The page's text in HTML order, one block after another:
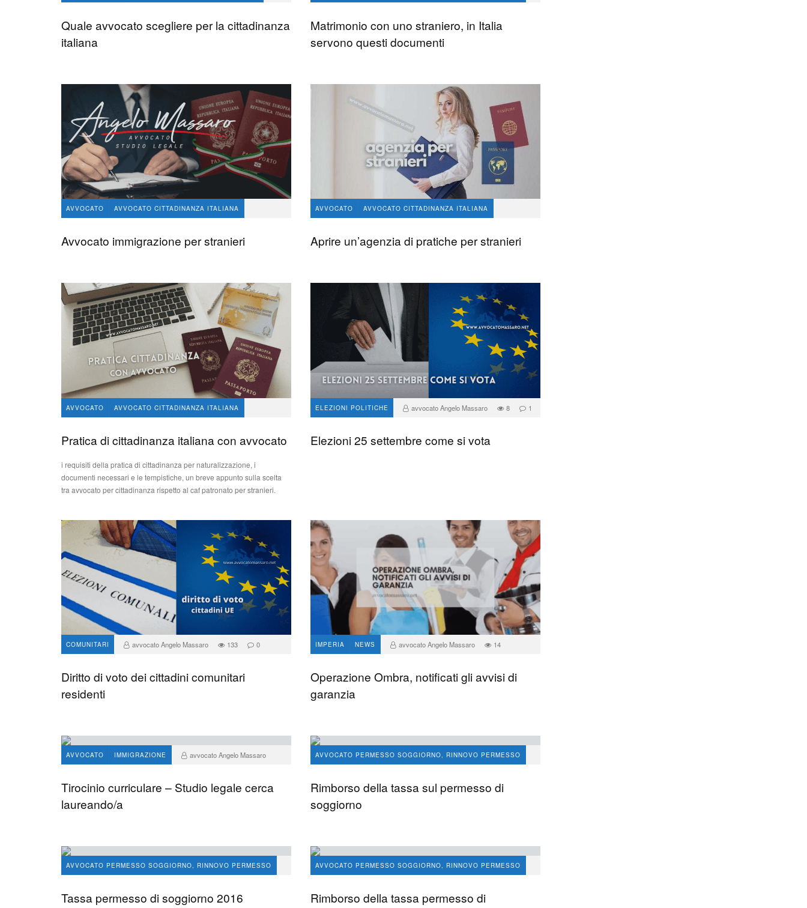
Quale avvocato scegliere per la cittadinanza
italiana
avvocato Angelo Massaro 153
Matrimonio con uno straniero, in Italia
servono questi documenti
AVVOCATO AVVOCATO CITTADINANZA ITALIANA
Avvocato immigrazione per stranieri
AVVOCATO AVVOCATO CITTADINANZA ITALIANA
Aprire un’agenzia di pratiche per stranieri
AVVOCATO AVVOCATO CITTADINANZA ITALIANA
Pratica di cittadinanza italiana con avvocato
i requisiti della pratica di cittadinanza per naturalizzazione, i
documenti necessari e le tempistiche, un breve appunto sulla scelta
tra avvocato per cittadinanza rispetto al caf patronato per stranieri.
ELEZIONI POLITICHE avvocato Angelo Massaro 8 1
Elezioni 25 settembre come si vota
COMUNITARI avvocato Angelo Massaro 133 0
Diritto di voto dei cittadini comunitari
residenti
IMPERIA NEWS avvocato Angelo Massaro 14
Operazione Ombra, notificati gli avvisi di
garanzia
AVVOCATO IMMIGRAZIONE
avvocato Angelo Massaro
Tirocinio curriculare – Studio legale cerca
laureando/a
AVVOCATO PERMESSO SOGGIORNO, RINNOVO PERMESSO
avvocato Angelo Massaro 146
Rimborso della tassa sul permesso di
soggiorno
AVVOCATO PERMESSO SOGGIORNO, RINNOVO PERMESSO
avvocato Angelo Massaro 32
Tassa permesso di soggiorno 2016
AVVOCATO PERMESSO SOGGIORNO, RINNOVO PERMESSO
avvocato Angelo Massaro 128
Rimborso della tassa permesso di